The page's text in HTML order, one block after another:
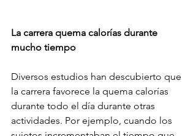
La carrera quema calorías durante
mucho tiempo
Diversos estudios han descubierto que
la carrera favorece la quema calorías
durante todo el día durante otras
actividades. Por ejemplo, cuando los